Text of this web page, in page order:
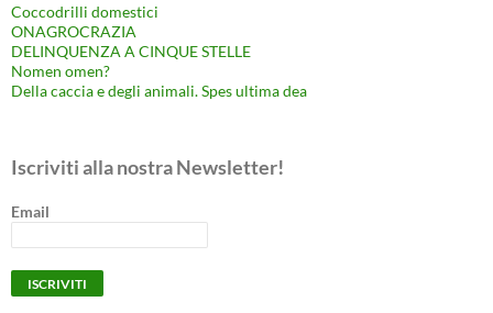
Coccodrilli domestici
ONAGROCRAZIA
DELINQUENZA A CINQUE STELLE
Nomen omen?
Della caccia e degli animali. Spes ultima dea
Iscriviti alla nostra Newsletter!
Email